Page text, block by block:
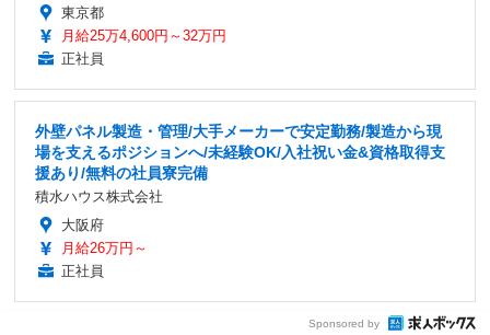
東京都
月給25万4,600円～32万円
正社員
外壁パネル製造・管理/大手メーカーで安定勤務/製造から現
場を支えるポジションへ/未経験OK/入社祝い金&資格取得支
援あり/無料の社員寮完備
積水ハウス株式会社
大阪府
月給26万円～
正社員
Sponsored by